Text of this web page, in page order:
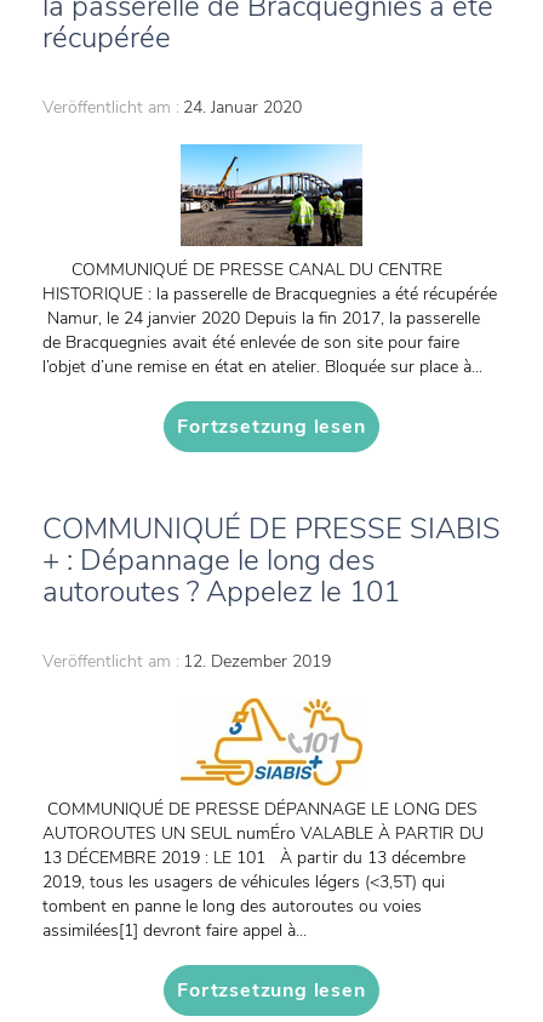
récupérée
Veröffentlicht am : 24. Januar 2020
COMMUNIQUÉ DE PRESSE CANAL DU CENTRE
HISTORIQUE : la passerelle de Bracquegnies a été récupérée
Namur, le 24 janvier 2020 Depuis la fin 2017, la passerelle
de Bracquegnies avait été enlevée de son site pour faire
l’objet d’une remise en état en atelier. Bloquée sur place à...
Fortzsetzung lesen
COMMUNIQUÉ DE PRESSE SIABIS
+ : Dépannage le long des
autoroutes ? Appelez le 101
Veröffentlicht am : 12. Dezember 2019
COMMUNIQUÉ DE PRESSE DÉPANNAGE LE LONG DES
AUTOROUTES UN SEUL numÉro VALABLE À PARTIR DU
13 DÉCEMBRE 2019 : LE 101 À partir du 13 décembre
2019, tous les usagers de véhicules légers (<3,5T) qui
tombent en panne le long des autoroutes ou voies
assimilées[1] devront faire appel à...
Fortzsetzung lesen